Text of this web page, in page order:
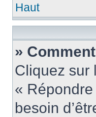
Haut
»
Cliquez sur
«
besoin